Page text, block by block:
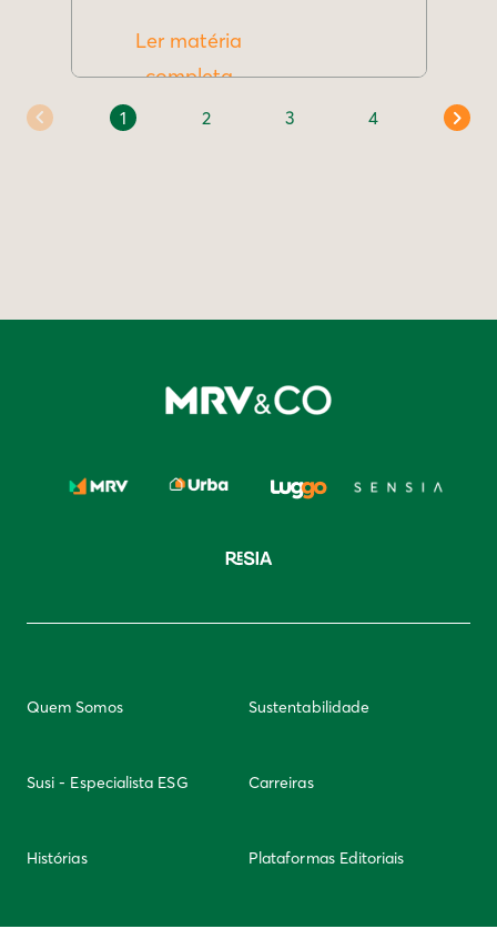
Ler matéria
completa
1 2 3 4
Quem Somos Sustentabilidade
Susi - Especialista ESG Carreiras
Histórias Plataformas Editoriais
Newsletter Integridade